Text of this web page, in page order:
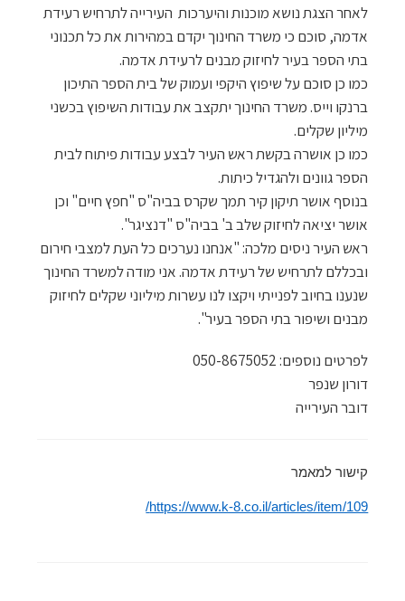
לאחר הצגת נושא מוכנות והיערכות העירייה לתרחיש רעידת
אדמה, סוכם כי משרד החינוך יקדם במהירות את כל תכנוני
בתי הספר בעיר לחיזוק מבנים לרעידת אדמה.
כמו כן סוכם על שיפוץ היקפי ועמוק של בית הספר התיכון
ברנקו וייס. משרד החינוך יתקצב את עבודות השיפוץ בכשני
מיליון שקלים.
כמו כן אושרה בקשת ראש העיר לבצע עבודות פיתוח לבית
הספר גוונים ולהגדיל כיתות.
בנוסף אושר תיקון קיר תמך שקרס בביה"ס "חפץ חיים" וכן
אושר יציאה לחיזוק שלב ב' בביה"ס "דנציגר".
ראש העיר ניסים מלכה: "אנחנו נערכים כל העת למצבי חירום
ובכללם לתרחיש של רעידת אדמה. אני מודה למשרד החינוך
שנענו בחיוב לפנייתי ויקצו לנו עשרות מיליוני שקלים לחיזוק
מבנים ושיפור בתי הספר בעיר".
לפרטים נוספים: 050-8675052
דורון שנפר
דובר העירייה
קישור למאמר
https://www.k-8.co.il/articles/item/109/